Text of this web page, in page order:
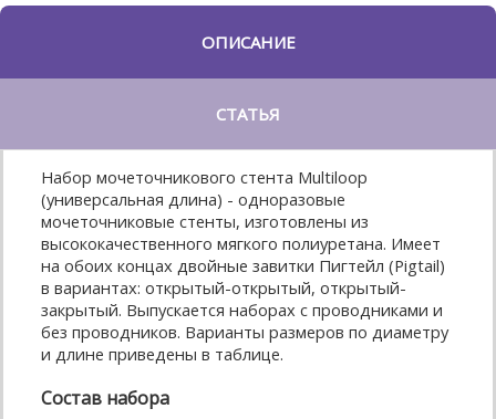
ОПИСАНИЕ
СТАТЬЯ
Набор мочеточникового стента Multiloop
(универсальная длина) - одноразовые
мочеточниковые стенты, изготовлены из
высококачественного мягкого полиуретана. Имеет
на обоих концах двойные завитки Пигтейл (Pigtail)
в вариантах: открытый-открытый, открытый-
закрытый. Выпускается наборах с проводниками и
без проводников. Варианты размеров по диаметру
и длине приведены в таблице.
Состав набора